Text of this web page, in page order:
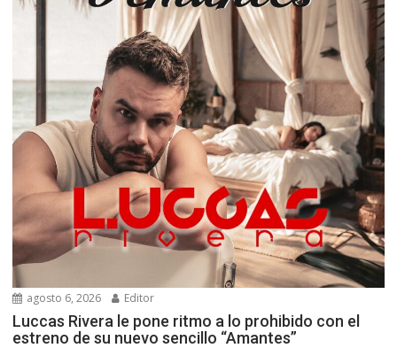
agosto 6, 2026 Editor
Luccas Rivera le pone ritmo a lo prohibido con el
estreno de su nuevo sencillo “Amantes”